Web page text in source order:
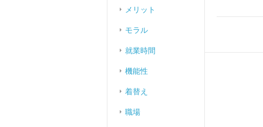
メリット
モラル
就業時間
機能性
着替え
職場